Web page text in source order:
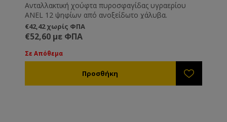
Ανταλλακτική χούφτα πυροσφαγίδας υγραερίου
ANEL 12 ψηφίων από ανοξείδωτο χάλυβα.
€42,42 χωρίς ΦΠΑ
€52,60 με ΦΠΑ
Σε Απόθεμα